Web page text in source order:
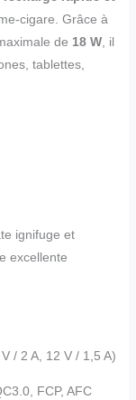
cigare. Grâce à
de 18 W, il
tablettes,
ignifuge et
excellente
/ 2 A, 12 V / 1,5 A)
FCP, AFC